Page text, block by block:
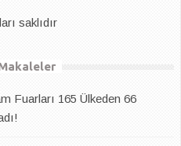
saklıdır
Fuarları 165 Ülkeden 66